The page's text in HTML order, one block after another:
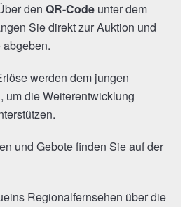
den QR-Code unter dem
Sie direkt zur Auktion und
abgeben.
werden dem jungen
um die Weiterentwicklung
und Gebote finden Sie auf der
Regionalfernsehen über die